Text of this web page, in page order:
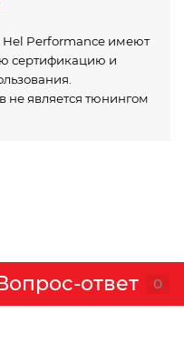
Performance имеют
сертификацию и
не является тюнингом
ответ 0